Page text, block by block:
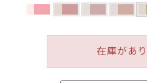
在庫があ